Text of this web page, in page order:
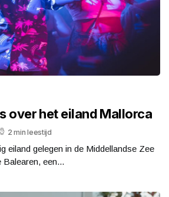
over het eiland Mallorca
2 min leestijd
eiland gelegen in de Middellandse Zee
Balearen, een...